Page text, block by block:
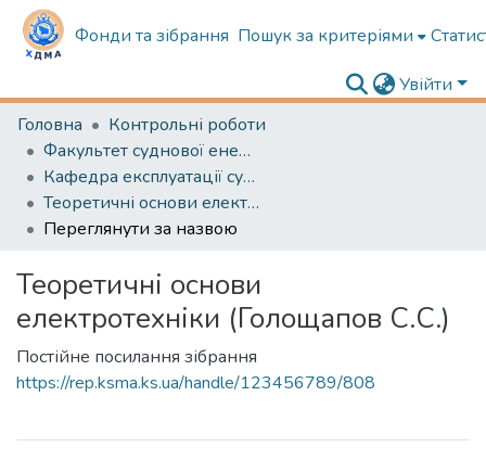
Фонди та зібрання Пошук за критеріями
Увійти
Головна
Контрольні роботи
Факультет суднової енергетики
Кафедра експлуатації суднового електрообладнання і засобів автоматики
Теоретичні основи електротехніки (Голощапов С.С.)
Переглянути за назвою
Теоретичні основи
електротехніки (Голощапов С.С.)
Постійне посилання зібрання
https://rep.ksma.ks.ua/handle/123456789/808